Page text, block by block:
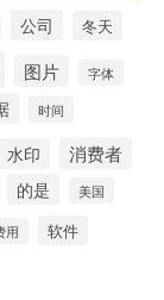
公司 冬天
图片 字体
时间
水印 消费者
的是 美国
用 软件